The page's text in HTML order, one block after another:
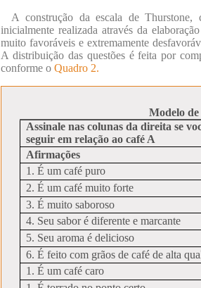
A construção da escala de
inicialmente realizada através da
muito favoráveis e extremamente
A distribuição das questões é feita por
conforme oQuadro 2.
Modelo
Assinale nas colunas da direita se
seguir em relação ao café A
Afirmações
1. É um café puro
2. É um café muito forte
3. É muito saboroso
4. Seu sabor é diferente e marcante
5. Seu aroma é delicioso
6. É feito com grãos de café de alta
1. É um café caro